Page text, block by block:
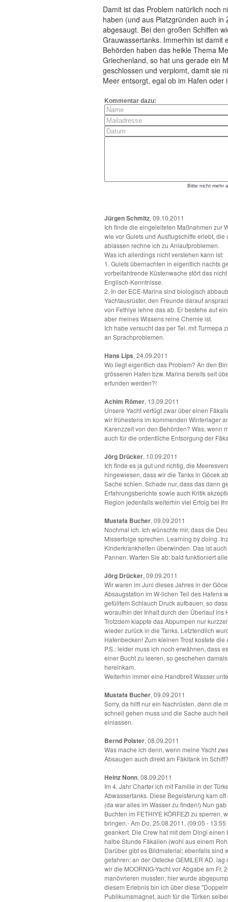
Damit ist das Problem natürlich noch
haben (und aus Platzgründen auch
abgesaugt. Bei den großen Schiffen
Grauwassertanks. Immerhin ist damit
Behörden haben das heikle Thema
Griechenland, so hat uns gerade ein
geschlossen und verplomt, damit sie
Meer entsorgt, egal ob im Hafen oder
Kommentar dazu:
Bitte nicht mehr
Jürgen Schmitz, 09.10.2011
Ich finde die eingeleiteten Maßnahmen zur
wie vor Gulets und Ausflugschiffe erlebt,
ablassen rechne ich zu Anlaufproblemen.
Was ich allerdings nicht verstehen kann ist:
1. Gulets übernachten in eigentlich nachts
vorbeifahtrende Küstenwache stört das
Englisch-Kenntnisse.
2. In der ECE-Marina sind biologisch
Yachtausrüster, den Freunde darauf
von Fethiye lehne das ab. Er bestehe auf
aber meines Wissens reine Chemie ist.
Ich habe versucht das per Tel. mit
an Sprachproblemen.
Hans Lips, 24.09.2011
Wo liegt eigentlich das Problem? An den
grösseren Hafen bzw. Marina bereits seit
erfunden werden?!
Achim Römer, 13.09.2011
Unsere Yacht verfügt zwar über einen
wir frühestens im kommenden Winterlager
Karenzzeit von den Behörden? Was, wenn
auch für die ordentliche Entsorgung der
Jörg Drücker, 10.09.2011
Ich finde es ja gut und richtig, die
hingewiesen, dass wir die Tanks in Göcek
Sache schien. Schade nur, dass das dann
Erfahrungsberichte sowie auch Kritik
Region jedenfalls weiterhin viel Erfolg bei
Mustafa Bucher, 09.09.2011
Nochmal ich. Ich wünschte mir, dass die
Misserfolge sprechen. Learning by doing.
Kinderkrankheiten überwinden. Das ist
Pannen. Warten Sie ab: bald funktioniert
Jörg Drücker, 09.09.2011
Wir waren im Juni dieses Jahres in der
Absaugstation im W-lichen Teil des Hafens
gefülltem Schlauch Druck aufbauen, so
woraufhin der Inhalt durch den Überlauf ins
Trotzdem klappte das Abpumpen nur
wieder zurück in die Tanks. Letztendlich
Hafenbecken! Zum kleinen Trost kostete
P.S.: leider muss ich noch erwähnen, dass
einer Bucht zu leeren, so geschehen
hereinkam.
Weiterhin immer eine Handbreit Wasser
Mustafa Bucher, 09.09.2011
Sorry, da hilft nur ein Nachrüsten, denn die
schnell gehen muss und die Sache auch
einlassen.
Bernd Polster, 08.09.2011
Was mache ich denn, wenn meine Yacht
Absaugen auch direkt am Fäkitank im
Heinz Nonn, 08.09.2011
Im 4. Jahr Charter ich mit Familie in der
Abwassertanks. Diese Begeisterung kam
(da war alles im Wasser zu finden!) Nun
Buchten im FETHIYE KÖRFEZI zu
bringen.- Am Do, 25.08.2011, (09:05 -
geankert. Die Crew hat mit dem Dingi
halbe Stunde Fäkalien (wohl aus einem
Darüber gibt es Bildmaterial; ebenfalls sind
gefahren; an der Ostecke GEMILER AD.
wir die MOORNIG-Yacht vor Abgabe am
manövrieren mussten; hier wurde
diesem Erlebnis bin ich über diese
Publikumsmagnet, auch für die Türken